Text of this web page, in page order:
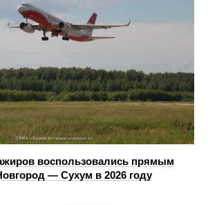
воспользовались прямым
— Сухум в 2026 году